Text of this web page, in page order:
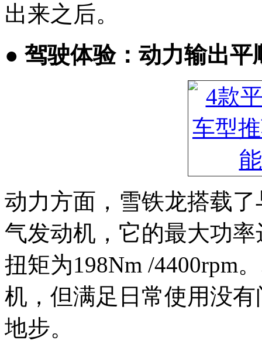
出来之后。
● 驾驶体验：动力输出
动力方面，雪铁龙搭载了
气发动机，它的最大功
扭矩为198Nm /4400rpm
机，但满足日常使用没
地步。